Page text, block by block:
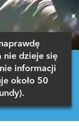
nie dzieje się
informacji
około 50